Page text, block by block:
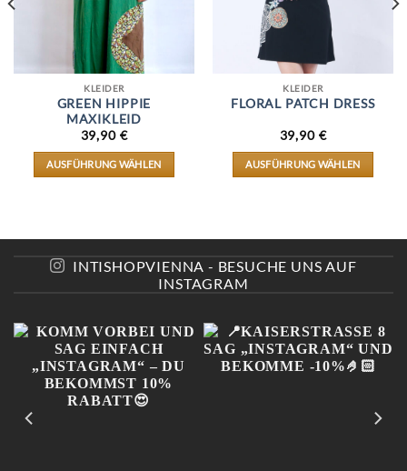
KLEIDER
GREEN HIPPIE
MAXIKLEID
39,90 €
AUSFÜHRUNG WÄHLEN
VARIANTEN
DIE
OPTIONEN
DER
PRODUKTSEITE
GEWÄHLT
WERDEN
KLEIDER
FLORAL PATCH DRESS
39,90 €
AUSFÜHRUNG WÄHLEN
VARIANTEN
DIE
DER
PRODUKTSEITE
GEWÄHLT
WERDEN
INTISHOPVIENNA - BESUCHE UNS AUF
INSTAGRAM